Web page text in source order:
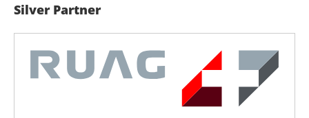
Silver Partner